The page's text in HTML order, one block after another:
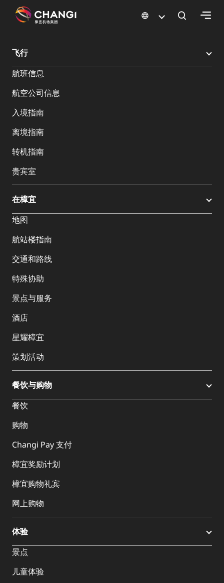
有
宜
网
选
语
言:
樟宜机场 搜索
飞行
航班信息
航空公司信息
入境指南
离境指南
转机指南
贵宾室
在樟宜
地图
航站楼指南
交通和路线
特殊协助
景点与服务
酒店
星耀樟宜
策划活动
餐饮与购物
餐饮
购物
Changi Pay 支付
樟宜奖励计划
樟宜购物礼宾
网上购物
体验
景点
儿童体验